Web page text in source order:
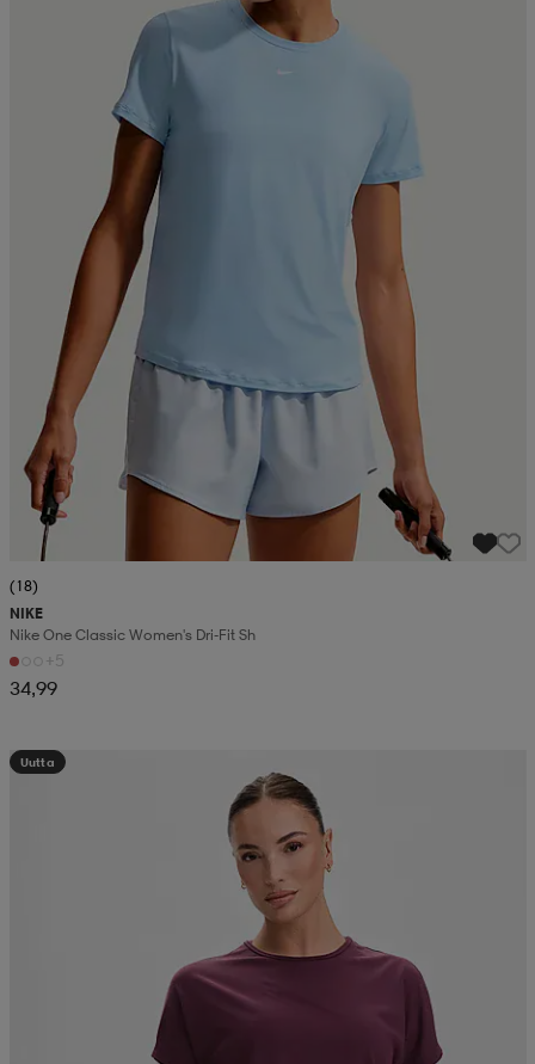
(18)
NIKE
Nike One Classic Women's Dri-Fit Sh
+5
34,99
Uutta